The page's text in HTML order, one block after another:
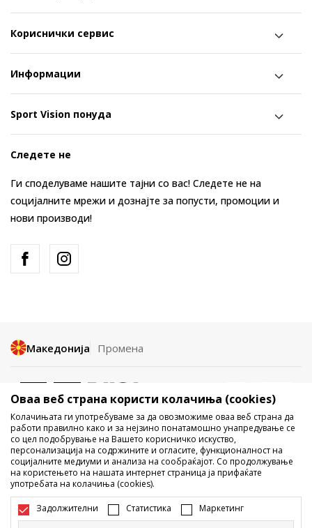
Кориснички сервис
Информации
Sport Vision понуда
Следете не
Ги споделуваме нашите тајни со вас! Следете не на
социјалните мрежи и дознајте за попусти, промоции и
нови производи!
Македонија Промена
Не е дозволено превземање или користење на содржината од
интернет страните на Sport Vision, делумно или целосно a се
однесува на логоа, трговски марки, комерцијални содржини, ниту
истите да се отстапуваат на трети лица, јавно да се објавуваат или да
се користат за било какви цели, без писмена согласност од БДС.МК
ДООЕЛ.
Настојуваме да бидеме што попрецизни во описот на производот,
Оваа веб страна користи колачиња (cookies)
Колачињата ги употребуваме за да овозможиме оваа веб страна да
работи правилно како и за нејзино понатамошно унапредување се
со цел подобрување на Вашето корисничко искуство,
персонализација на содржините и огласите, функционалност на
социјалните медиуми и анализа на сообраќајот. Со продолжување
на користењето на нашата интернет страница ја прифаќате
употребата на колачиња (cookies).
Задолжителни Статистика Маркетинг